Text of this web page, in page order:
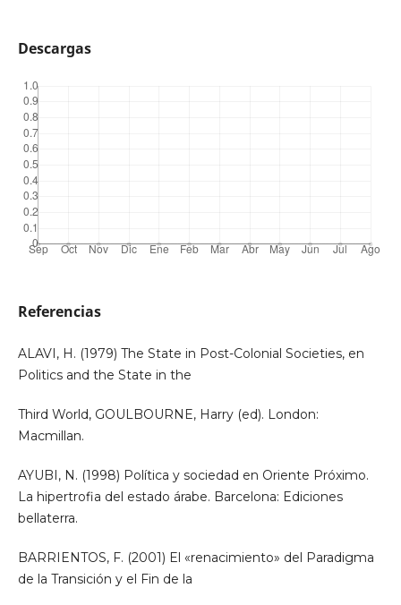
Descargas
Referencias
ALAVI, H. (1979) The State in Post-Colonial Societies, en
Politics and the State in the
Third World, GOULBOURNE, Harry (ed). London:
Macmillan.
AYUBI, N. (1998) Política y sociedad en Oriente Próximo.
La hipertrofia del estado árabe. Barcelona: Ediciones
bellaterra.
BARRIENTOS, F. (2001) El «renacimiento» del Paradigma
de la Transición y el Fin de la